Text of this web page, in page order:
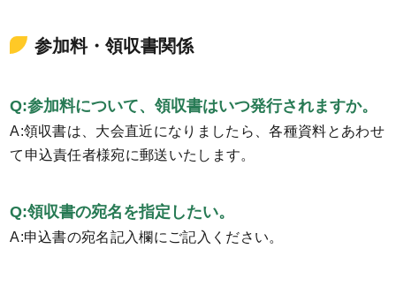
参加料・領収書関係
Q:参加料について、領収書はいつ発行されますか。
A:領収書は、大会直近になりましたら、各種資料とあわせ
て申込責任者様宛に郵送いたします。
Q:領収書の宛名を指定したい。
A:申込書の宛名記入欄にご記入ください。